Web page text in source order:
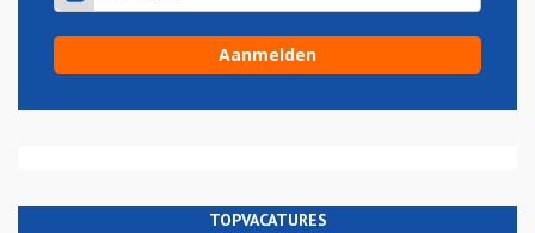
TOPVACATURES